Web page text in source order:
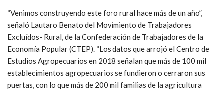
“Venimos construyendo este foro rural hace más de un año”,
señaló Lautaro Benato del Movimiento de Trabajadores
Excluídos- Rural, de la Confederación de Trabajadores de la
Economía Popular (CTEP). “Los datos que arrojó el Centro de
Estudios Agropecuarios en 2018 señalan que más de 100 mil
establecimientos agropecuarios se fundieron o cerraron sus
puertas, con lo que más de 200 mil familias de la agricultura